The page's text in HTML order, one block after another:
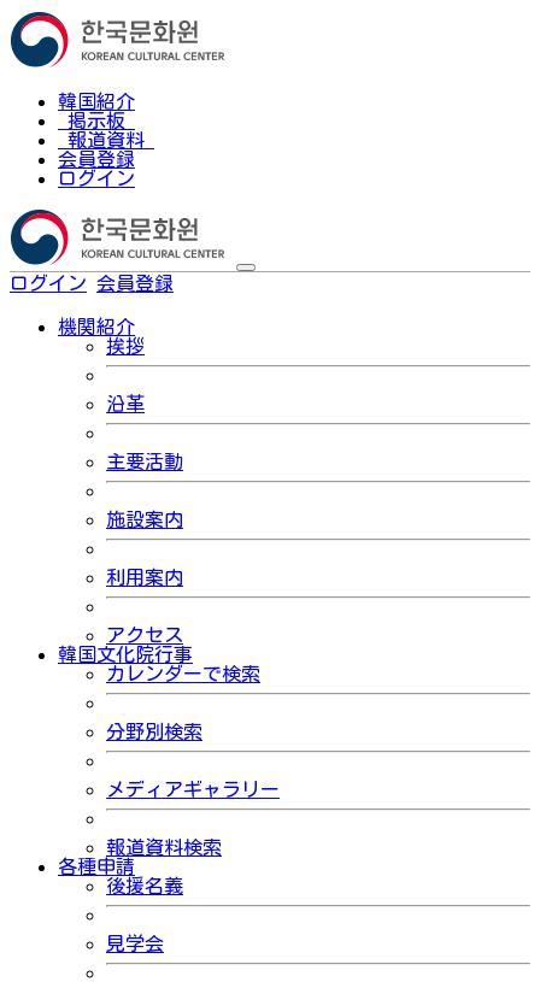
韓国紹介
掲示板
報道資料
会員登録
ログイン
ログイン 会員登録
機関紹介
挨拶
沿革
主要活動
施設案内
利用案内
アクセス
韓国文化院行事
カレンダーで検索
分野別検索
メディアギャラリー
報道資料検索
各種申請
後援名義
見学会